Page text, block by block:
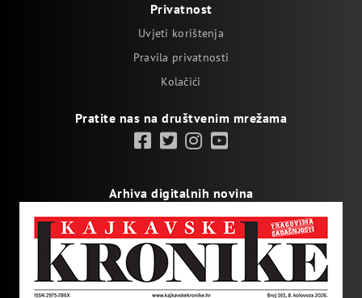
Privatnost
Uvjeti korištenja
Pravila privatnosti
Kolačići
Pratite nas na društvenim mrežama
Arhiva digitalnih novina